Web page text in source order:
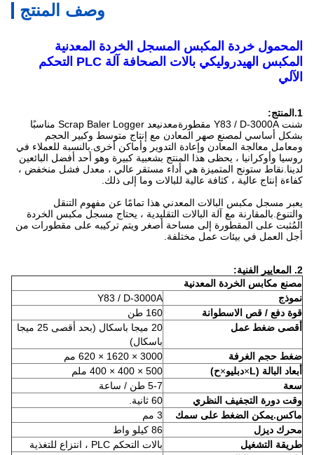
وصف المنتج
المحمول خردة المكبس المسجل الخردة المعدنية
المكبس الهيدروليكي بالات الصحافة آلة PLC التحكم
الآلي
1.المنتج:
شنت Y83 / D-3000A مقطورة
معدن
يعد Scrap Baler Logger مناسبًا
بشكل أساسي لمصنع صهر المعادن مع إنتاج متوسط ​​وكبير الحجم
ومعامل معالجة المعادن وإعادة التدوير وأماكن أخرى.بالنسبة للعملاء في
روسيا وأوكرانيا ، يحظى هذا المنتج بشعبية كبيرة وهو أحد أفضل البائعين
لدينا.نقاط ستونج المتميزة هي أداء مستقر عالي ، معدل فشل منخفض ،
كفاءة إنتاج عالية ، كثافة عالية للبالات وما إلى ذلك.
يعبر مسجل مكبس البالات المعدني هذا تمامًا عن مفهوم التنقل
والتنوع.بالمقارنة مع آلة البالات التقليدية ، يحتاج مسجل مكبس الخردة
المُثبت على المقطورة إلى مساحة أصغر ويتم تركيبه على مقطورات من
أجل العمل في بيئات عمل مختلفة.
2. المعايير الفنية:
مصنع مكابس الخردة المعدنية
نموذج
Y83 / D-3000A
قوة دفع / قص الاسطوانة
160 طن
أقصى ضغط عمل
20 ميجا باسكال (بحد أقصى 25 ميجا
باسكال)
ضغط حجم الغرفة
3000 × 1620 × 620 مم
أبعاد البالة (L
×دبليو×ح)
500 × 400 × 400 ملم
سعة
5-7 طن / ساعة
وقت دورة التجفيف النظري
60 ثانية.
ماكس.يمكن الضغط على سمك
محرك ديزل
86 كيلو واط
طريقة التشغيل
بالات التحكم PLC ، انتزاع للتغذية